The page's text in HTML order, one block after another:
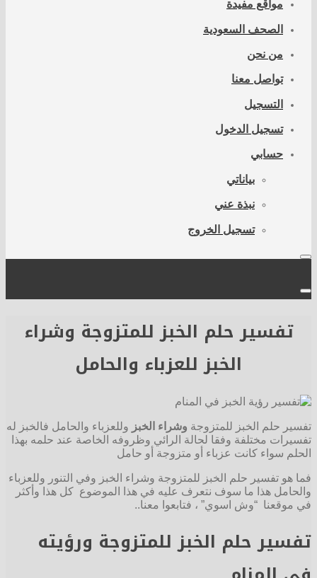
مواقع مفيدة
الصحف السعودية
من نحن
تواصل معنا
التسجيل
تسجيل الدخول
حسابي
بياناتي
نبذة عني
تسجيل الخروج
تفسير حلم الخبز للمتزوجة وشراء
الخبز للعزباء والحامل
تفسير حلم الخبز للمتزوجة وشراء الخبز وللعزباء والحامل فالخبز له
تفسيرات مختلفة وفقا لحالة الرائي وظروفه الخاصة عند حلمه بهذا
الحلم سواء كانت عزباء أو متزوجة أو حامل
فما هو تفسير حلم الخبز للمتزوجة وشراء الخبز وفي التنور وللعزباء
والحامل هذا ما سوف نتعرف عليه في هذا الموضوع كل هذا وأكثر
في موقعنا “وش اسوي” ، فتابعوا معنا..
تفسير حلم الخبز للمتزوجة ورؤيته